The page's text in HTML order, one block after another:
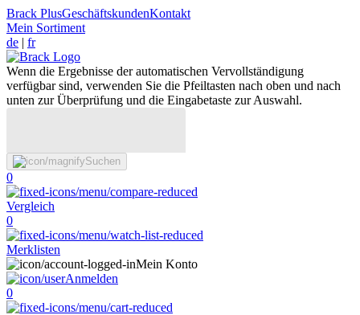
Brack PlusGeschäftskundenKontakt
Mein Sortiment
de | fr
Wenn die Ergebnisse der automatischen Vervollständigung
verfügbar sind, verwenden Sie die Pfeiltasten nach oben und nach
unten zur Überprüfung und die Eingabetaste zur Auswahl.
Suchen
0
Vergleich
0
Merklisten
Mein Konto
Anmelden
0